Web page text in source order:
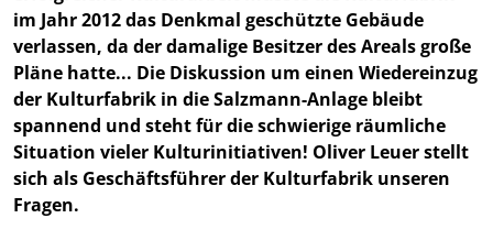
im Jahr 2012 das Denkmal geschützte Gebäude
verlassen, da der damalige Besitzer des Areals große
Pläne hatte... Die Diskussion um einen Wiedereinzug
der Kulturfabrik in die Salzmann-Anlage bleibt
spannend und steht für die schwierige räumliche
Situation vieler Kulturinitiativen! Oliver Leuer stellt
sich als Geschäftsführer der Kulturfabrik unseren
Fragen.